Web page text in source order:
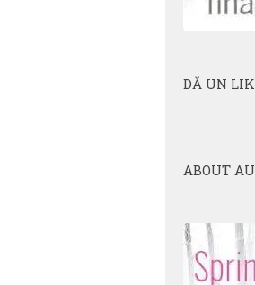
DĂ UN
ABOUT